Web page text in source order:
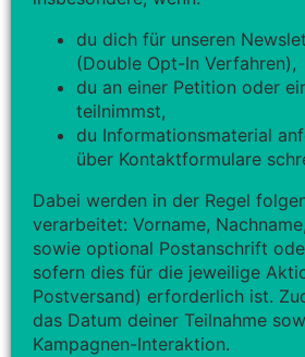
du dich für unseren
(Double Opt-In Verfahren),
du an einer Petition oder
teilnimmst,
du Informationsmaterial
über Kontaktformulare
Dabei werden in der Regel
verarbeitet: Vorname,
sowie optional Postanschrift
sofern dies für die jeweilige
Postversand) erforderlich ist.
das Datum deiner Teilnahme
Kampagnen-Interaktion.